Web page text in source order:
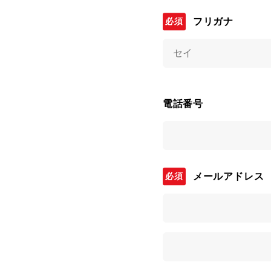
フリガナ
電話番号
メールアドレス